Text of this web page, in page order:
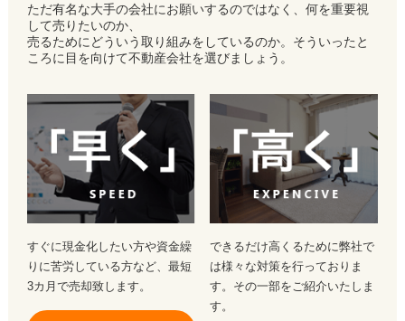
ただ有名な大手の会社にお願いするのではなく、何を重要視
して売りたいのか、
売るためにどういう取り組みをしているのか。そういったと
ころに目を向けて不動産会社を選びましょう。
すぐに現金化したい方や資金繰
りに苦労している方など、最短
3カ月で売却致します。
できるだけ高くるために弊社で
は様々な対策を行っておりま
す。その一部をご紹介いたしま
す。